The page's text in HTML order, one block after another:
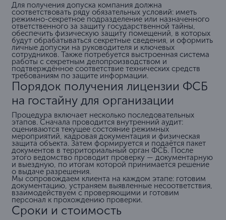
Для получения допуска компания должна
соответствовать ряду обязательных условий: иметь
режимно-секретное подразделение или назначенного
ответственного за защиту государственной тайны,
обеспечить физическую защиту помещений, в которых
будут обрабатываться секретные сведения, и оформить
личные допуски на руководителя и ключевых
сотрудников. Также потребуется выстроенная система
работы с секретным делопроизводством и
подтверждённое соответствие технических средств
требованиям по защите информации.
Порядок получения лицензии ФСБ
на гостайну для организации
Процедура включает несколько последовательных
этапов. Сначала проводится внутренний аудит:
оцениваются текущее состояние режимных
мероприятий, кадровая документация и физическая
защита объекта. Затем формируется и подаётся пакет
документов в территориальный орган ФСБ. После
этого ведомство проводит проверку — документарную
и выездную, по итогам которой принимается решение
о выдаче разрешения.
Мы сопровождаем клиента на каждом этапе: готовим
документацию, устраняем выявленные несоответствия,
взаимодействуем с проверяющими и готовим
персонал к прохождению проверки.
Сроки и стоимость